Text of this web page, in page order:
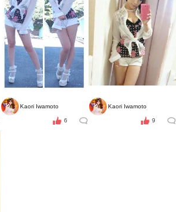
Kaori Iwamoto
6
Kaori Iwamoto
9